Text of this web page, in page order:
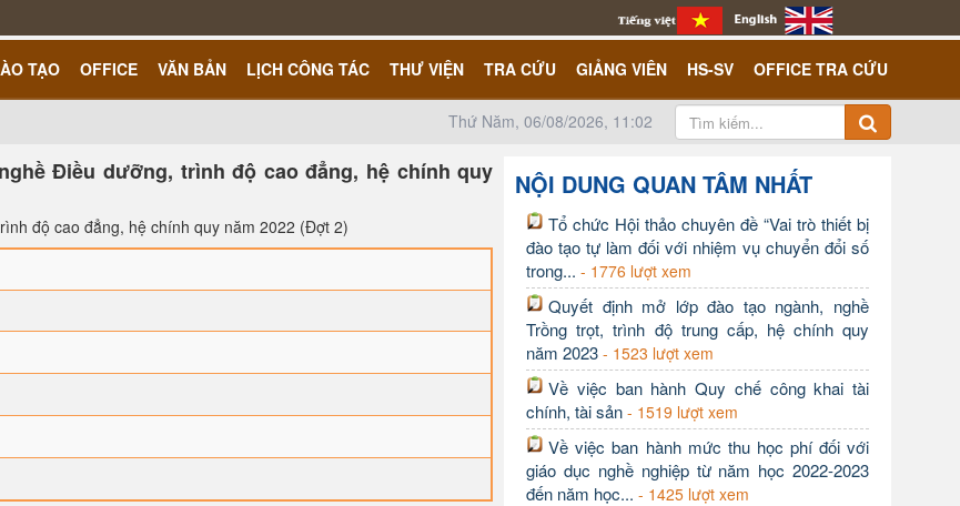
TẠO OFFICE VĂN BẢN LỊCH CÔNG TÁC THƯ VIỆN TRA CỨU GIẢNG VIÊN HS-SV OFFICE TRA CỨU
Thứ Năm, 06/08/2026, 11:02
Điều dưỡng, trình độ cao đẳng, hệ chính quy
độ cao đẳng, hệ chính quy năm 2022 (Đợt 2)
NỘI DUNG QUAN TÂM NHẤT
Tổ chức Hội thảo chuyên đề “Vai trò thiết bị
đào tạo tự làm đối với nhiệm vụ chuyển đổi số
trong... - 1776 lượt xem
Quyết định mở lớp đào tạo ngành, nghề
Trồng trọt, trình độ trung cấp, hệ chính quy
năm 2023 - 1523 lượt xem
Về việc ban hành Quy chế công khai tài
chính, tài sản - 1519 lượt xem
Về việc ban hành mức thu học phí đối với
giáo dục nghề nghiệp từ năm học 2022-2023
đến năm học... - 1425 lượt xem